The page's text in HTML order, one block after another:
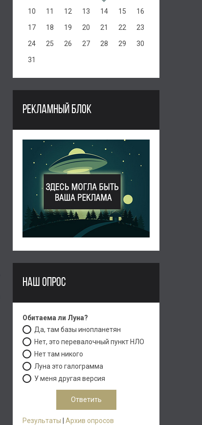
10 11 12 13 14 15 16
17 18 19 20 21 22 23
24 25 26 27 28 29 30
31
РЕКЛАМНЫЙ БЛОК
НАШ ОПРОС
Обитаема ли Луна?
Да, там базы инопланетян
Нет, это перевалочный пункт НЛО
Нет там никого
Луна это галограмма
У меня другая версия
Результаты
Архив опросов